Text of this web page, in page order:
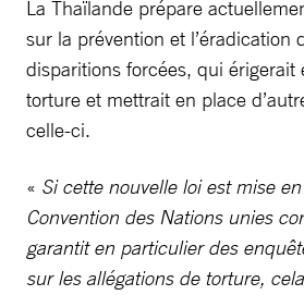
La Thaïlande prépare
sur la prévention et l’éradication
disparitions forcées, qui érigerait
torture et mettrait en place
celle-ci.
« Si cette nouvelle loi est mise
Convention des Nations unies
garantit en particulier des
sur les allégations de torture,